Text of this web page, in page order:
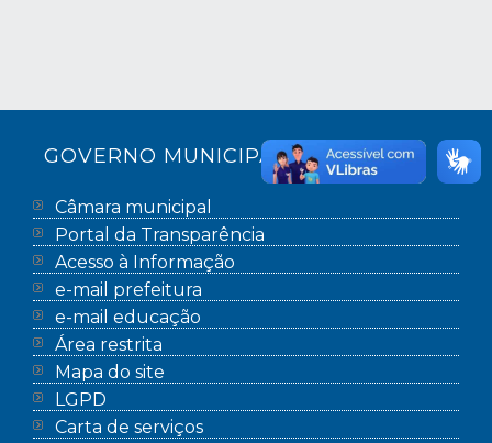
GOVERNO MUNICIPAL
Câmara municipal
Portal da Transparência
Acesso à Informação
e-mail prefeitura
e-mail educação
Área restrita
Mapa do site
LGPD
Carta de serviços